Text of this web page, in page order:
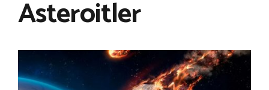
Asteroitler